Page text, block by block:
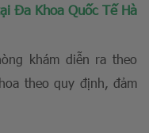
Đa Khoa Quốc Tế Hà
khám diễn ra theo
theo quy định, đảm